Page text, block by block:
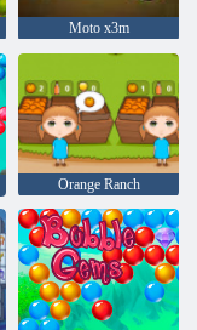
Moto x3m
Orange Ranch